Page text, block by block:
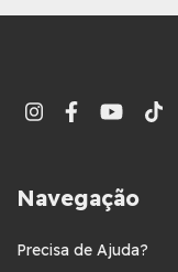
Navegação
Precisa de Ajuda?